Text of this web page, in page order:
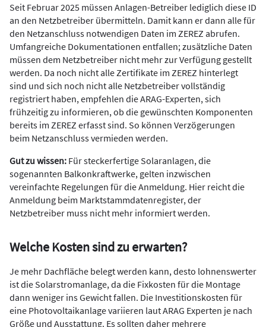
Seit Februar 2025 müssen Anlagen-Betreiber lediglich diese ID
an den Netzbetreiber übermitteln. Damit kann er dann alle für
den Netzanschluss notwendigen Daten im ZEREZ abrufen.
Umfangreiche Dokumentationen entfallen; zusätzliche Daten
müssen dem Netzbetreiber nicht mehr zur Verfügung gestellt
werden. Da noch nicht alle Zertifikate im ZEREZ hinterlegt
sind und sich noch nicht alle Netzbetreiber vollständig
registriert haben, empfehlen die ARAG-Experten, sich
frühzeitig zu informieren, ob die gewünschten Komponenten
bereits im ZEREZ erfasst sind. So können Verzögerungen
beim Netzanschluss vermieden werden.
Gut zu wissen: Für steckerfertige Solaranlagen, die
sogenannten Balkonkraftwerke, gelten inzwischen
vereinfachte Regelungen für die Anmeldung. Hier reicht die
Anmeldung beim Marktstammdatenregister, der
Netzbetreiber muss nicht mehr informiert werden.
Welche Kosten sind zu erwarten?
Je mehr Dachfläche belegt werden kann, desto lohnenswerter
ist die Solarstromanlage, da die Fixkosten für die Montage
dann weniger ins Gewicht fallen. Die Investitionskosten für
eine Photovoltaikanlage variieren laut ARAG Experten je nach
Größe und Ausstattung. Es sollten daher mehrere